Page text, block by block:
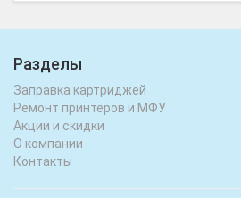
Разделы
Заправка картриджей
Ремонт принтеров и МФУ
Акции и скидки
О компании
Контакты